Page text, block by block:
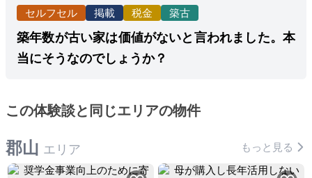
セルフセル 掲載 税金 築古
築年数が古い家は価値がないと言われました。本
当にそうなのでしょうか？
この体験談と同じエリアの物件
郡山 エリア もっと見る